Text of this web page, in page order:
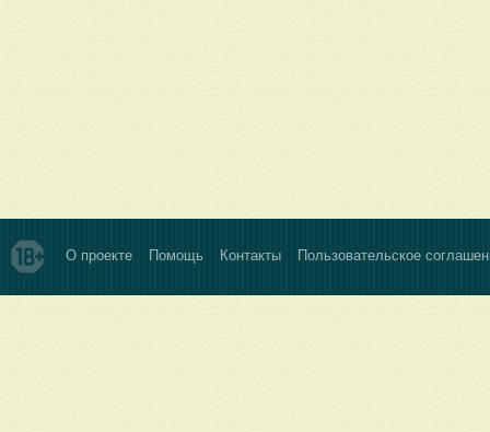
О проекте Помощь Контакты Пользовательское